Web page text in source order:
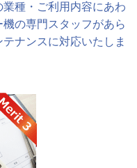
種・ご利用内容にあわ
の専門スタッフがあら
ナンスに対応いたしま